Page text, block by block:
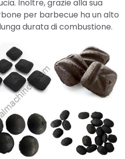
Inoltre, grazie alla sua
per barbecue ha un alto
durata di combustione.